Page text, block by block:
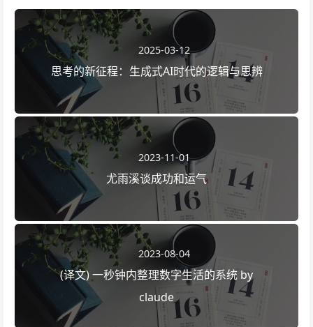
2025-03-12
思考的新征程：生成式AI时代的逻辑与思辨
2023-11-01
尤雨溪谈成功和运气
2023-08-04
(译文) 一秒钟内整理数字生活的系统 by
claude